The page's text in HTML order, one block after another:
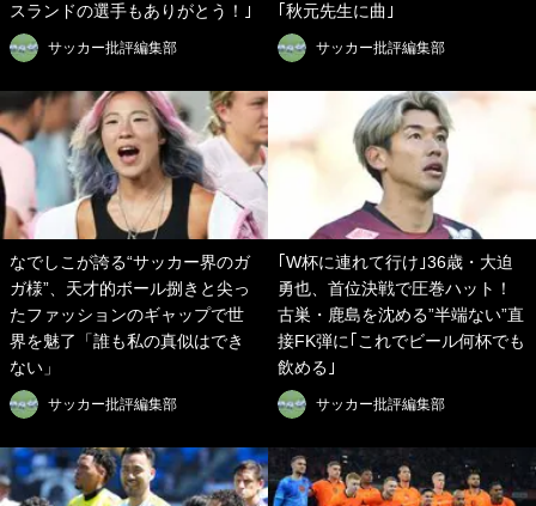
スランドの選手もありがとう！｣
サッカー批評編集部
｢秋元先生に曲｣
サッカー批評編集部
なでしこが誇る“サッカー界のガ
ガ様”、天才的ボール捌きと尖っ
たファッションのギャップで世
界を魅了「誰も私の真似はでき
ない」
サッカー批評編集部
｢W杯に連れて行け｣36歳・大迫
勇也、首位決戦で圧巻ハット！
古巣・鹿島を沈める”半端ない”直
接FK弾に｢これでビール何杯でも
飲める｣
サッカー批評編集部